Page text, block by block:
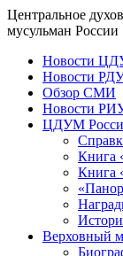
Центральное
мусульман России
Новости
Новости
Обзор СМИ
Новости
ЦДУМ
Книга
Книга
Верховный